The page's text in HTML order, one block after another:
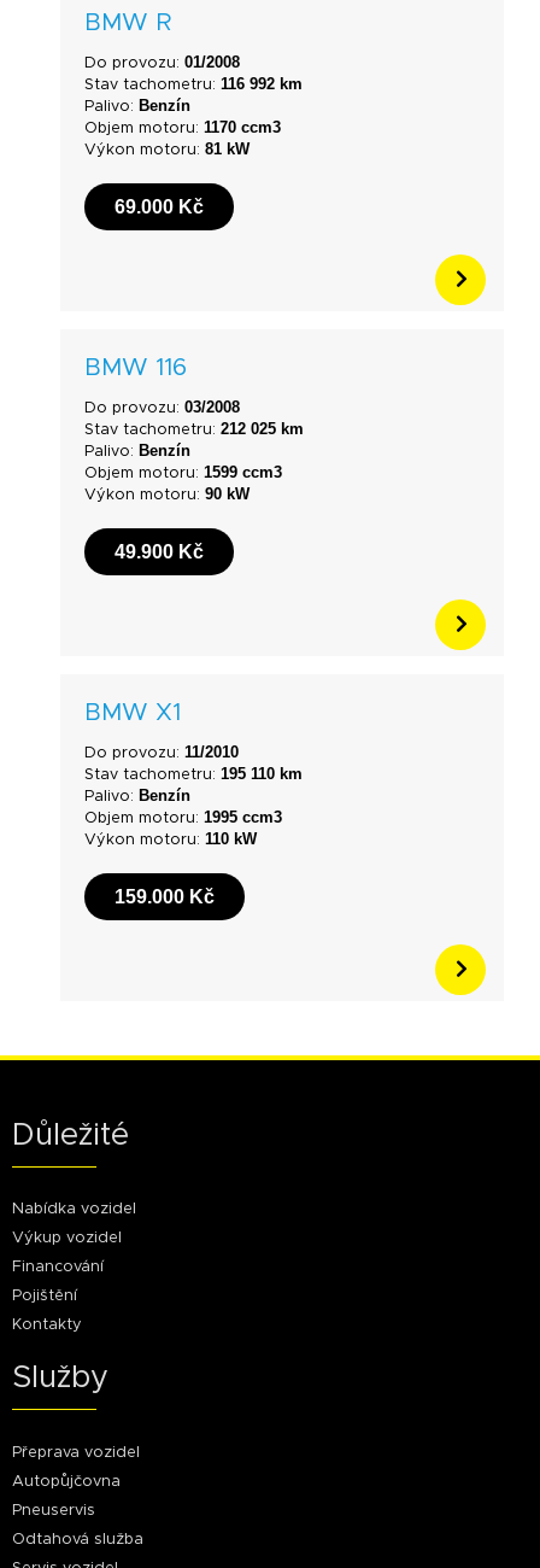
BMW R
Do provozu: 01/2008
Stav tachometru: 116 992 km
Palivo: Benzín
Objem motoru: 1170 ccm3
Výkon motoru: 81 kW
69.000 Kč
BMW 116
Do provozu: 03/2008
Stav tachometru: 212 025 km
Palivo: Benzín
Objem motoru: 1599 ccm3
Výkon motoru: 90 kW
49.900 Kč
BMW X1
Do provozu: 11/2010
Stav tachometru: 195 110 km
Palivo: Benzín
Objem motoru: 1995 ccm3
Výkon motoru: 110 kW
159.000 Kč
Důležité
Nabídka vozidel
Výkup vozidel
Financování
Pojištění
Kontakty
Služby
Přeprava vozidel
Autopůjčovna
Pneuservis
Odtahová služba